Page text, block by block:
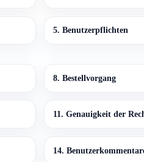
5. Benutzerpflichten
8. Bestellvorgang
11. Genauigkeit der
14.